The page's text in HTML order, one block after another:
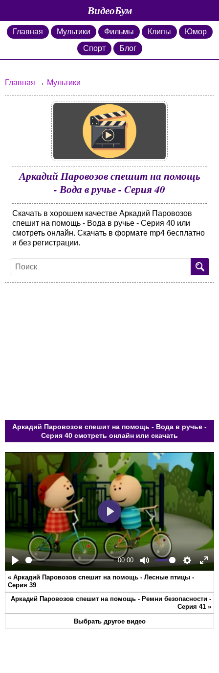
ВидеоБум
Главная Мультики Фильмы Клипы
Юмор
Спорт
Блог
Главная → Мультики
Аркадий Паровозов спешит на помощь
- Вода в ручье - Cерия 40
Скачать в хорошем качестве Аркадий Паровозов
спешит на помощь - Вода в ручье - Cерия 40 или
смотреть онлайн. Скачать в формате mp4 бесплатно
и без регистрации.
Аркадий Паровозов спешит на помощь - Вода в ручье -
Cерия 40 смотреть онлайн или скачать
Play
00:00
Mute Settings
Play
« Аркадий Паровозов спешит на помощь - Лесные птицы -
Серия 39
Аркадий Паровозов спешит на помощь - Ремни безопасности -
Cерия 41 »
Выбрать другое видео